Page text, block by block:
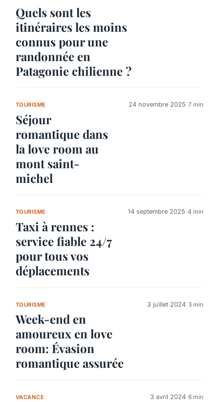
Quels sont les
itinéraires les moins
connus pour une
randonnée en
Patagonie chilienne ?
TOURISME
Séjour
romantique dans
la love room au
mont saint-
michel
24 novembre 2025 7 min
TOURISME
Taxi à rennes :
service fiable 24/7
pour tous vos
déplacements
14 septembre 2025 4 min
TOURISME
Week-end en
amoureux en love
room: Évasion
romantique assurée
3 juillet 2024 3 min
VACANCE 3 avril 2024 6 min